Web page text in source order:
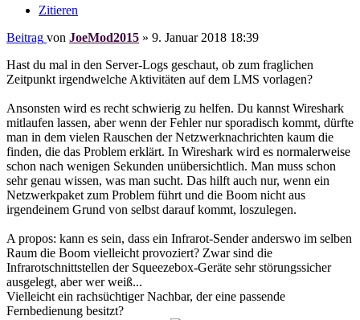
Zitieren
Beitrag von JoeMod2015 » 9. Januar 2018 18:39
Hast du mal in den Server-Logs geschaut, ob zum fraglichen
Zeitpunkt irgendwelche Aktivitäten auf dem LMS vorlagen?
Ansonsten wird es recht schwierig zu helfen. Du kannst Wireshark
mitlaufen lassen, aber wenn der Fehler nur sporadisch kommt, dürfte
man in dem vielen Rauschen der Netzwerknachrichten kaum die
finden, die das Problem erklärt. In Wireshark wird es normalerweise
schon nach wenigen Sekunden unübersichtlich. Man muss schon
sehr genau wissen, was man sucht. Das hilft auch nur, wenn ein
Netzwerkpaket zum Problem führt und die Boom nicht aus
irgendeinem Grund von selbst darauf kommt, loszulegen.
A propos: kann es sein, dass ein Infrarot-Sender anderswo im selben
Raum die Boom vielleicht provoziert? Zwar sind die
Infrarotschnittstellen der Squeezebox-Geräte sehr störungssicher
ausgelegt, aber wer weiß...
Vielleicht ein rachsüchtiger Nachbar, der eine passende
Fernbedienung besitzt?